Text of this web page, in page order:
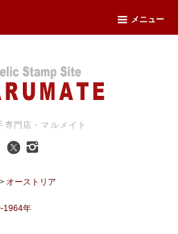
メニュー
専門店・マルメイト
> オーストリア
1964年